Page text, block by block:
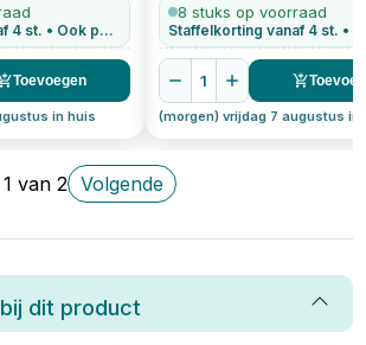
Staffelkorting vanaf 4 st. • Ook per stuk te bestellen
Toevoegen
in huis
8 stuks op voorraad
1
(morgen) vrijdag 7 augustus in
1 van2 Volgende
dit product